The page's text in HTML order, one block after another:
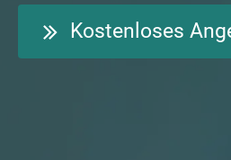
Kostenloses